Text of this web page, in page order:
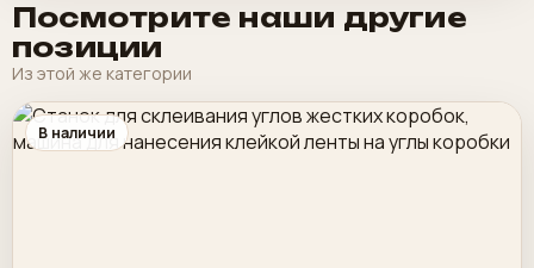
Посмотрите наши другие
позиции
Из этой же категории
В наличии